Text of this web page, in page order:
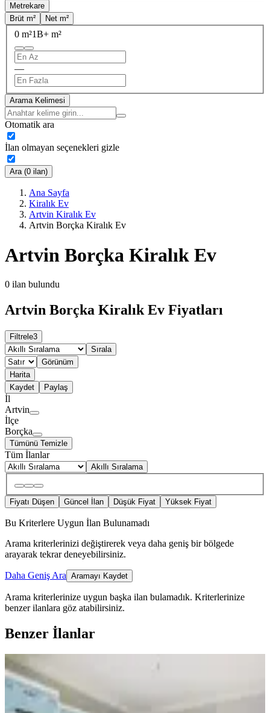
Metrekare
Brüt m²
Net m²
0 m²1B+ m²
—
Arama Kelimesi
Otomatik ara
İlan olmayan seçenekleri gizle
Ara (0 ilan)
Ana Sayfa
Kiralık Ev
Artvin Kiralık Ev
Artvin Borçka Kiralık Ev
Artvin Borçka Kiralık Ev
0 ilan bulundu
Artvin Borçka Kiralık Ev Fiyatları
Filtrele3
Sırala
Görünüm
Harita
Kaydet
Paylaş
İl
Artvin
İlçe
Borçka
Tümünü Temizle
Tüm İlanlar
Akıllı Sıralama
Fiyatı Düşen Güncel İlan Düşük Fiyat Yüksek Fiyat
Bu Kriterlere Uygun İlan Bulunamadı
Arama kriterlerinizi değiştirerek veya daha geniş bir bölgede
arayarak tekrar deneyebilirsiniz.
Daha Geniş Ara Aramayı Kaydet
Arama kriterlerinize uygun başka ilan bulamadık. Kriterlerinize
benzer ilanlara göz atabilirsiniz.
Benzer İlanlar
YENİ
Hopa Emlak'tan Kiralık Daire
Hopa, Sundura Mahallesi